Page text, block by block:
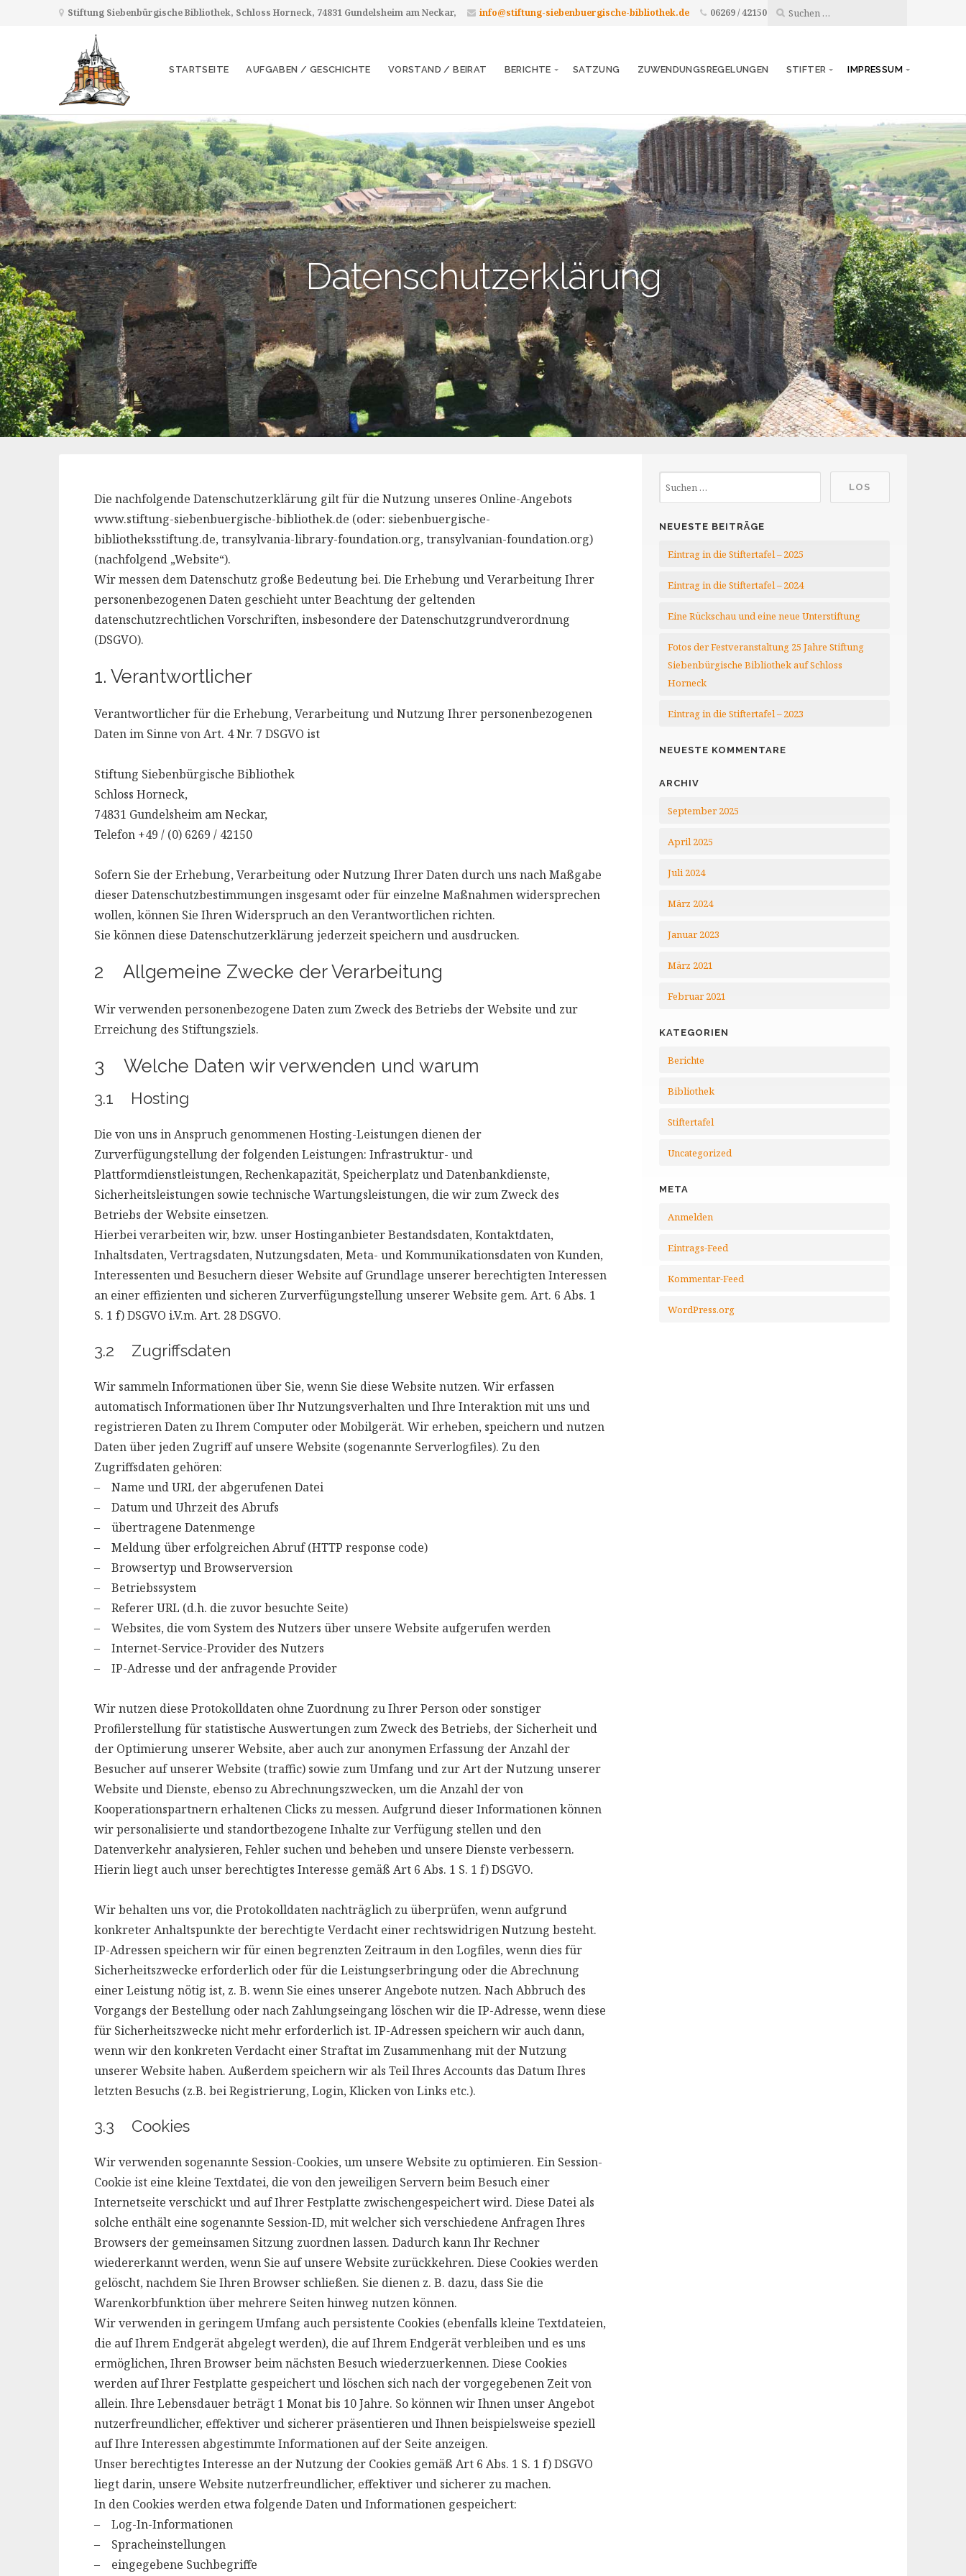
Stiftung Siebenbürgische Bibliothek, Schloss Horneck, 74831 Gundelsheim am Neckar, info@stiftung-siebenbuergische-bibliothek.de 06269 / 42150
STARTSEITE AUFGABEN / GESCHICHTE VORSTAND / BEIRAT BERICHTE SATZUNG ZUWENDUNGSREGELUNGEN STIFTER IMPRESSUM
Datenschutzerklärung
Die nachfolgende Datenschutzerklärung gilt für die Nutzung unseres Online-Angebots
www.stiftung-siebenbuergische-bibliothek.de (oder: siebenbuergische-
bibliotheksstiftung.de, transylvania-library-foundation.org, transylvanian-foundation.org)
(nachfolgend „Website“).
Wir messen dem Datenschutz große Bedeutung bei. Die Erhebung und Verarbeitung Ihrer
personenbezogenen Daten geschieht unter Beachtung der geltenden
datenschutzrechtlichen Vorschriften, insbesondere der Datenschutzgrundverordnung
(DSGVO).
1. Verantwortlicher
Verantwortlicher für die Erhebung, Verarbeitung und Nutzung Ihrer personenbezogenen
Daten im Sinne von Art. 4 Nr. 7 DSGVO ist
Stiftung Siebenbürgische Bibliothek
Schloss Horneck,
74831 Gundelsheim am Neckar,
Telefon +49 / (0) 6269 / 42150
Sofern Sie der Erhebung, Verarbeitung oder Nutzung Ihrer Daten durch uns nach Maßgabe
dieser Datenschutzbestimmungen insgesamt oder für einzelne Maßnahmen widersprechen
wollen, können Sie Ihren Widerspruch an den Verantwortlichen richten.
Sie können diese Datenschutzerklärung jederzeit speichern und ausdrucken.
2 Allgemeine Zwecke der Verarbeitung
Wir verwenden personenbezogene Daten zum Zweck des Betriebs der Website und zur
Erreichung des Stiftungsziels.
3 Welche Daten wir verwenden und warum
3.1 Hosting
Die von uns in Anspruch genommenen Hosting-Leistungen dienen der
Zurverfügungstellung der folgenden Leistungen: Infrastruktur- und
Plattformdienstleistungen, Rechenkapazität, Speicherplatz und Datenbankdienste,
Sicherheitsleistungen sowie technische Wartungsleistungen, die wir zum Zweck des
Betriebs der Website einsetzen.
Hierbei verarbeiten wir, bzw. unser Hostinganbieter Bestandsdaten, Kontaktdaten,
Inhaltsdaten, Vertragsdaten, Nutzungsdaten, Meta- und Kommunikationsdaten von Kunden,
Interessenten und Besuchern dieser Website auf Grundlage unserer berechtigten Interessen
an einer effizienten und sicheren Zurverfügungstellung unserer Website gem. Art. 6 Abs. 1
S. 1 f) DSGVO i.V.m. Art. 28 DSGVO.
3.2 Zugriffsdaten
Wir sammeln Informationen über Sie, wenn Sie diese Website nutzen. Wir erfassen
automatisch Informationen über Ihr Nutzungsverhalten und Ihre Interaktion mit uns und
registrieren Daten zu Ihrem Computer oder Mobilgerät. Wir erheben, speichern und nutzen
Daten über jeden Zugriff auf unsere Website (sogenannte Serverlogfiles). Zu den
Zugriffsdaten gehören:
– Name und URL der abgerufenen Datei
– Datum und Uhrzeit des Abrufs
– übertragene Datenmenge
– Meldung über erfolgreichen Abruf (HTTP response code)
– Browsertyp und Browserversion
– Betriebssystem
– Referer URL (d.h. die zuvor besuchte Seite)
– Websites, die vom System des Nutzers über unsere Website aufgerufen werden
– Internet-Service-Provider des Nutzers
– IP-Adresse und der anfragende Provider
Wir nutzen diese Protokolldaten ohne Zuordnung zu Ihrer Person oder sonstiger
Profilerstellung für statistische Auswertungen zum Zweck des Betriebs, der Sicherheit und
der Optimierung unserer Website, aber auch zur anonymen Erfassung der Anzahl der
Besucher auf unserer Website (traffic) sowie zum Umfang und zur Art der Nutzung unserer
Website und Dienste, ebenso zu Abrechnungszwecken, um die Anzahl der von
Kooperationspartnern erhaltenen Clicks zu messen. Aufgrund dieser Informationen können
wir personalisierte und standortbezogene Inhalte zur Verfügung stellen und den
Datenverkehr analysieren, Fehler suchen und beheben und unsere Dienste verbessern.
Hierin liegt auch unser berechtigtes Interesse gemäß Art 6 Abs. 1 S. 1 f) DSGVO.
Wir behalten uns vor, die Protokolldaten nachträglich zu überprüfen, wenn aufgrund
konkreter Anhaltspunkte der berechtigte Verdacht einer rechtswidrigen Nutzung besteht.
IP-Adressen speichern wir für einen begrenzten Zeitraum in den Logfiles, wenn dies für
Sicherheitszwecke erforderlich oder für die Leistungserbringung oder die Abrechnung
einer Leistung nötig ist, z. B. wenn Sie eines unserer Angebote nutzen. Nach Abbruch des
Vorgangs der Bestellung oder nach Zahlungseingang löschen wir die IP-Adresse, wenn diese
für Sicherheitszwecke nicht mehr erforderlich ist. IP-Adressen speichern wir auch dann,
wenn wir den konkreten Verdacht einer Straftat im Zusammenhang mit der Nutzung
unserer Website haben. Außerdem speichern wir als Teil Ihres Accounts das Datum Ihres
letzten Besuchs (z.B. bei Registrierung, Login, Klicken von Links etc.).
3.3 Cookies
Wir verwenden sogenannte Session-Cookies, um unsere Website zu optimieren. Ein Session-
Cookie ist eine kleine Textdatei, die von den jeweiligen Servern beim Besuch einer
Internetseite verschickt und auf Ihrer Festplatte zwischengespeichert wird. Diese Datei als
solche enthält eine sogenannte Session-ID, mit welcher sich verschiedene Anfragen Ihres
Browsers der gemeinsamen Sitzung zuordnen lassen. Dadurch kann Ihr Rechner
wiedererkannt werden, wenn Sie auf unsere Website zurückkehren. Diese Cookies werden
gelöscht, nachdem Sie Ihren Browser schließen. Sie dienen z. B. dazu, dass Sie die
Warenkorbfunktion über mehrere Seiten hinweg nutzen können.
Wir verwenden in geringem Umfang auch persistente Cookies (ebenfalls kleine Textdateien,
die auf Ihrem Endgerät abgelegt werden), die auf Ihrem Endgerät verbleiben und es uns
ermöglichen, Ihren Browser beim nächsten Besuch wiederzuerkennen. Diese Cookies
werden auf Ihrer Festplatte gespeichert und löschen sich nach der vorgegebenen Zeit von
allein. Ihre Lebensdauer beträgt 1 Monat bis 10 Jahre. So können wir Ihnen unser Angebot
nutzerfreundlicher, effektiver und sicherer präsentieren und Ihnen beispielsweise speziell
auf Ihre Interessen abgestimmte Informationen auf der Seite anzeigen.
Unser berechtigtes Interesse an der Nutzung der Cookies gemäß Art 6 Abs. 1 S. 1 f) DSGVO
liegt darin, unsere Website nutzerfreundlicher, effektiver und sicherer zu machen.
In den Cookies werden etwa folgende Daten und Informationen gespeichert:
– Log-In-Informationen
– Spracheinstellungen
– eingegebene Suchbegriffe
NEUESTE BEITRÄGE
Eintrag in die Stiftertafel – 2025
Eintrag in die Stiftertafel – 2024
Eine Rückschau und eine neue Unterstiftung
Fotos der Festveranstaltung 25 Jahre Stiftung
Siebenbürgische Bibliothek auf Schloss
Horneck
Eintrag in die Stiftertafel – 2023
NEUESTE KOMMENTARE
ARCHIV
September 2025
April 2025
Juli 2024
März 2024
Januar 2023
März 2021
Februar 2021
KATEGORIEN
Berichte
Bibliothek
Stiftertafel
Uncategorized
META
Anmelden
Eintrags-Feed
Kommentar-Feed
WordPress.org